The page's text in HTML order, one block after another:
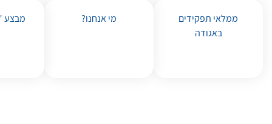
ממלאי תפקידים
באגודה
מי אנחנו? מבצע